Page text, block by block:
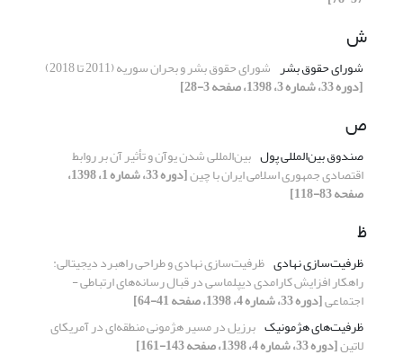
ش
شورای حقوق بشر شورای حقوق بشر و بحران سوریه (2011 تا 2018)
[دوره 33، شماره 3، 1398، صفحه 3-28]
ص
صندوق بین‌المللی پول بین‌المللی شدن یوآن و تأثیر آن بر روابط
اقتصادی جمهوری اسلامی ایران با چین [دوره 33، شماره 1، 1398،
صفحه 83-118]
ظ
ظرفیت‌سازی نهادی ظرفیت‌سازی نهادی و طراحی راهبرد دیجیتالی:
راهکار افزایش کارامدی دیپلماسی در قبال رسانه‌های ارتباطی -
اجتماعی[دوره 33، شماره 4، 1398، صفحه 41-64]
ظرفیت‌های هژمونیک برزیل در مسیر هژمونی منطقه‌ای در آمریکای
لاتین[دوره 33، شماره 4، 1398، صفحه 143-161]